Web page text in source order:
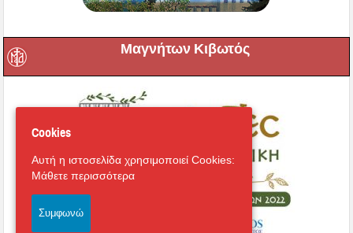
Μαγνήτων Κιβωτός
Cookies
Αυτή η ιστοσελίδα χρησιμοποιεί Cookies:
Μάθετε περισσότερα
Συμφωνώ